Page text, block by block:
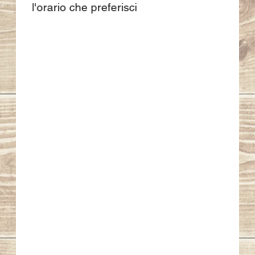
l'orario che preferisci